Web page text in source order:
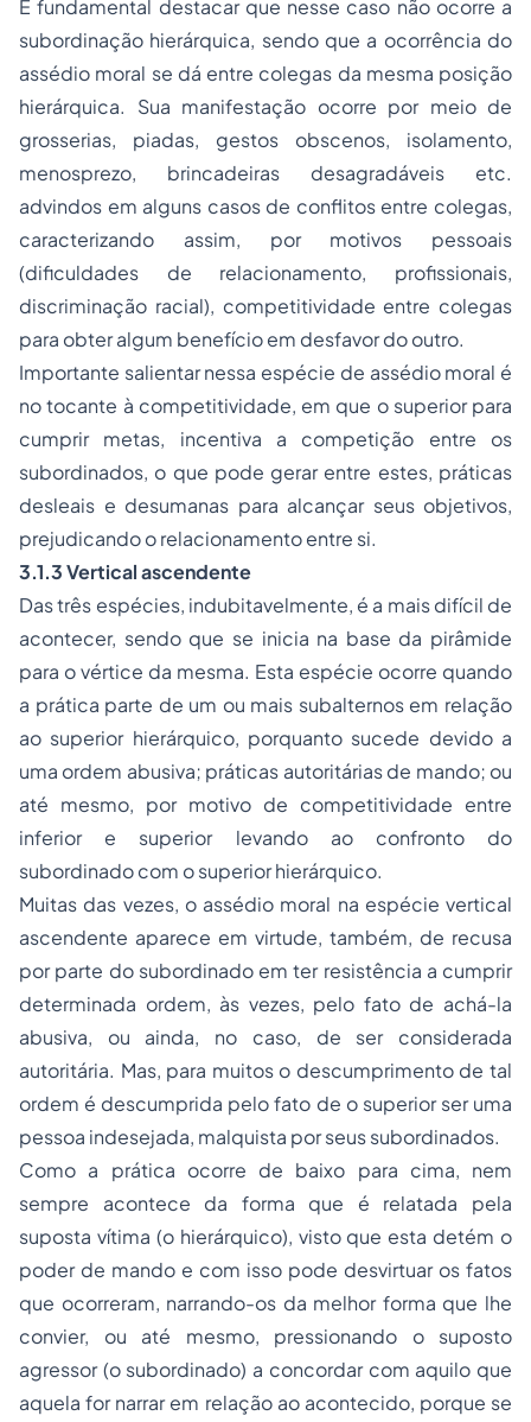
É fundamental destacar que nesse caso não ocorre a
subordinação hierárquica, sendo que a ocorrência do
assédio moral se dá entre colegas da mesma posição
hierárquica. Sua manifestação ocorre por meio de
grosserias, piadas, gestos obscenos, isolamento,
menosprezo, brincadeiras desagradáveis etc.
advindos em alguns casos de conflitos entre colegas,
caracterizando assim, por motivos pessoais
(dificuldades de relacionamento, profissionais,
discriminação racial), competitividade entre colegas
para obter algum benefício em desfavor do outro.
Importante salientar nessa espécie de assédio moral é
no tocante à competitividade, em que o superior para
cumprir metas, incentiva a competição entre os
subordinados, o que pode gerar entre estes, práticas
desleais e desumanas para alcançar seus objetivos,
prejudicando o relacionamento entre si.
3.1.3 Vertical ascendente
Das três espécies, indubitavelmente, é a mais difícil de
acontecer, sendo que se inicia na base da pirâmide
para o vértice da mesma. Esta espécie ocorre quando
a prática parte de um ou mais subalternos em relação
ao superior hierárquico, porquanto sucede devido a
uma ordem abusiva; práticas autoritárias de mando; ou
até mesmo, por motivo de competitividade entre
inferior e superior levando ao confronto do
subordinado com o superior hierárquico.
Muitas das vezes, o assédio moral na espécie vertical
ascendente aparece em virtude, também, de recusa
por parte do subordinado em ter resistência a cumprir
determinada ordem, às vezes, pelo fato de achá-la
abusiva, ou ainda, no caso, de ser considerada
autoritária. Mas, para muitos o descumprimento de tal
ordem é descumprida pelo fato de o superior ser uma
pessoa indesejada, malquista por seus subordinados.
Como a prática ocorre de baixo para cima, nem
sempre acontece da forma que é relatada pela
suposta vítima (o hierárquico), visto que esta detém o
poder de mando e com isso pode desvirtuar os fatos
que ocorreram, narrando-os da melhor forma que lhe
convier, ou até mesmo, pressionando o suposto
agressor (o subordinado) a concordar com aquilo que
aquela for narrar em relação ao acontecido, porque se